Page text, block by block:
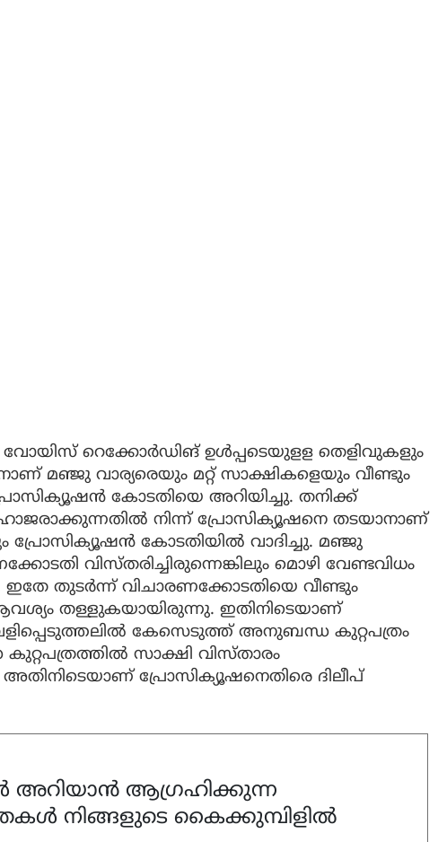
വോയിസ് റെക്കോര്‍ഡിങ് ഉള്‍പ്പടെയുളള തെളിവുകളും
മഞ്ജു വാര്യരെയും മറ്റ് സാക്ഷികളെയും വീണ്ടും
കോടതിയെ അറിയിച്ചു. തനിക്ക്
നിന്ന് പ്രോസിക്യൂഷനെ തടയാനാണ്
പ്രോസിക്യൂഷന്‍ കോടതിയില്‍ വാദിച്ചു. മഞ്ജു
വിസ്തരിച്ചിരുന്നെങ്കിലും മൊഴി വേണ്ടവിധം
ഇതേ തുടര്‍ന്ന് വിചാരണക്കോടതിയെ വീണ്ടും
ആവശ്യം തള്ളുകയായിരുന്നു. ഇതിനിടെയാണ്
കേസെടുത്ത് അനുബന്ധ കുറ്റപത്രം
സാക്ഷി വിസ്താരം
പ്രോസിക്യൂഷനെതിരെ ദിലീപ്
അറിയാൻ ആഗ്രഹിക്കുന്ന
നിങ്ങളുടെ കൈക്കുമ്പിളിൽ